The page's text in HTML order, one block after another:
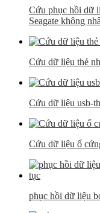
Cứu phục hồi dữ
Seagate không
Cứu dữ liệu thẻ
Cứu dữ liệu usb-
Cứu dữ liệu ổ
phục hồi dữ liệu